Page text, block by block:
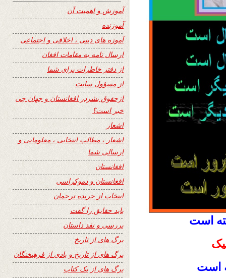
است
است
آموزش و اهمیت آن
آموزنده
آموزه های دینی ، اخلاقی و اجتماعی
ارسال نامه به مقامات افغان
از دفتر خاطرات برای شما
از مسؤول سایت
ازحقوق بشردر افغانستان و جهان چی
خبر است؟
اشعار
اشعار ، مطالب انتخابی ، معلوماتی و
ارسالی شما
افغانستان
افغانستان و دموکراسی
انتخاب از جریده ترجمان
باید حقایق را گفت
بررسی و نقد داستان
برگ های از تاریخ
برگ های از تاریخ و یادی از فرهیختگان
برگ های از یک کتاب